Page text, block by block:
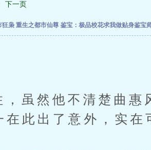
下一页
狂枭 重生之都市仙尊 鉴宝：极品校花求我做贴身鉴宝
然他不清楚曲惠
此出了意外，实在